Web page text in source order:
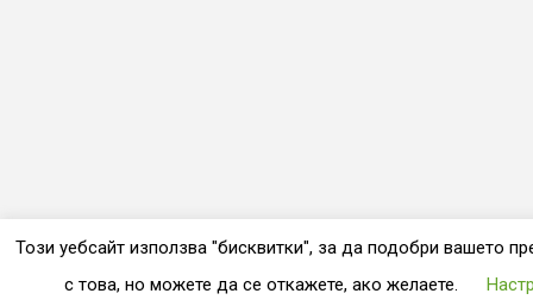
Този уебсайт използва "бисквитки", за да подобри вашето
с това, но можете да се откажете, ако желаете.